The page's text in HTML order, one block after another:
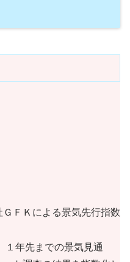
ＧＦＫによる景気先行指数
１年先までの景気見通